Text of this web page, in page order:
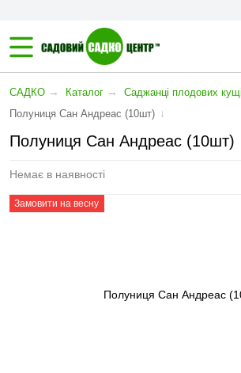
САДКО → Каталог → Саджанці плодових
Полуниця Сан Андреас (10шт) ↓
Полуниця Сан Андреас (10шт)
Немає в наявності
Замовити на весну